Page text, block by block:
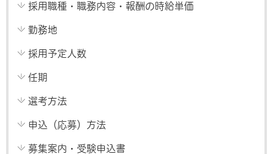
採用職種・職務内容・報酬の時給単価
勤務地
採用予定人数
任期
選考方法
申込（応募）方法
募集案内・受験申込書